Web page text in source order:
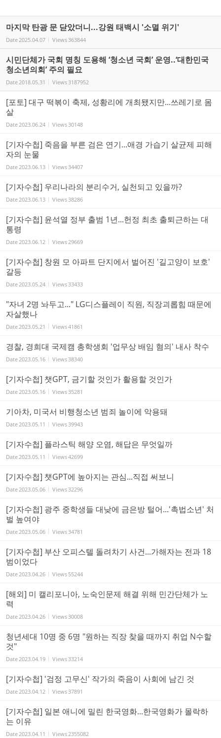
마지막 탄광 문 닫았더니...강원 태백시 '소멸 위기'
Date 2025.04.07 Views 363844
시민단체가 국회 명칭 도용해 ‘청소년 국회’ 운영..‘대한민국
청소년의회’ 주의 필요
Date 2018.05.31 Views 3187952
[포토] 대구 떡볶이 축제, 성황리에 개최됐지만...쓰레기로 몸
살
Date 2023.06.24 Views 30148
[기자수첩] 죽음을 부른 검은 연기...애경 가습기 살균제 피해
자의 눈물
Date 2023.06.13 Views 34407
[기자수첩] 우리나라의 분리수거, 실천되고 있을까?
Date 2023.06.13 Views 38286
[기자수첩] 윤석열 정부 출범 1년...헌정 최초 출퇴근하는 대
통령
Date 2023.06.12 Views 29669
[기자수첩] 창원 모 아파트 단지에서 벌어진 '길고양이 보호'
갈등
Date 2023.05.24 Views 33433
"자녀 2명 놔두고..." LG디스플레이 직원, 직장괴롭힘 때문에
자살했나
Date 2023.05.21 Views41861
경찰, 경희대 국제캠 총학생회 '업무상 배임 혐의' 내사 착수
Date 2023.05.16 Views 38340
[기자수첩] 챗GPT, 금기할 것인가 활용할 것인가
Date 2023.05.16 Views 35281
기아차, 미국서 비행청소년 범죄 놀이에 악용돼
Date 2023.05.11 Views 39943
[기자수첩] 플라스틱 해양 오염, 해답은 무엇일까
Date 2023.05.11 Views42699
[기자수첩] 챗GPT에 높아지는 관심...직접 써보니
Date 2023.05.06 Views 32296
[기자수첩] 광주 중학생들 대낮에 금은방 털어...'촉법소년' 처
벌 높여야
Date 2023.05.06 Views 34781
[기자수첩] 부산 오피스텔 돌려차기 사건...가해자는 전과 18
범이었다
Date 2023.04.26 Views 55244
[해외] 미 캘리포니아, 노숙인문제 해결 위해 민간단체가 노
력
Date 2023.04.26 Views 30008
청년세대 10명 중 6명 "원하는 직장 찾을 때까지 취업 N수할
것"
Date 2023.04.19 Views 33214
[기자수첩] '검정 고무신' 작가의 죽음이 사회에 남긴 것
Date 2023.04.12 Views 37891
[기자수첩] 일본 애니에 밀린 한국영화...한국영화가 몰락하
는 이유
Date 2023.04.11 Views 2355082